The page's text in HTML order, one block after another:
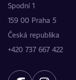
Spodní 1
159 00 Praha 5
Česká republika
+420 737 667 422